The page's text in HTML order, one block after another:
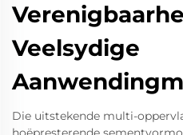
Veelsydige
Die uitstekende multi-